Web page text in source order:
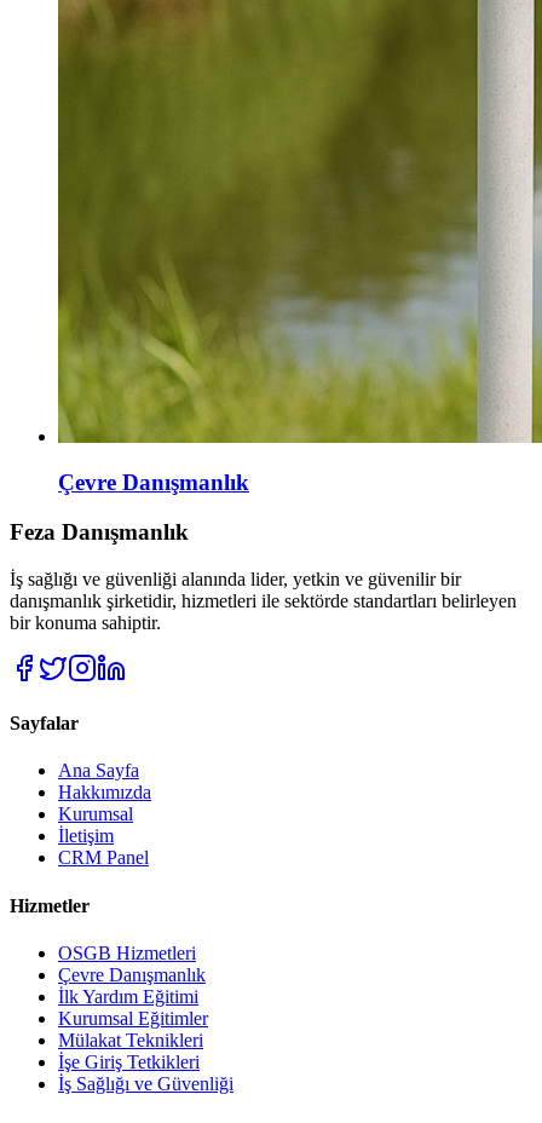
Çevre Danışmanlık
Feza Danışmanlık
İş sağlığı ve güvenliği alanında lider, yetkin ve güvenilir bir
danışmanlık şirketidir, hizmetleri ile sektörde standartları belirleyen
bir konuma sahiptir.
Sayfalar
Ana Sayfa
Hakkımızda
Kurumsal
İletişim
CRM Panel
Hizmetler
OSGB Hizmetleri
Çevre Danışmanlık
İlk Yardım Eğitimi
Kurumsal Eğitimler
Mülakat Teknikleri
İşe Giriş Tetkikleri
İş Sağlığı ve Güvenliği